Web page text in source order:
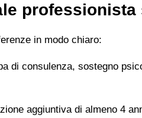
professionista
in modo chiaro:
di consulenza, sostegno
aggiuntiva di almeno 4